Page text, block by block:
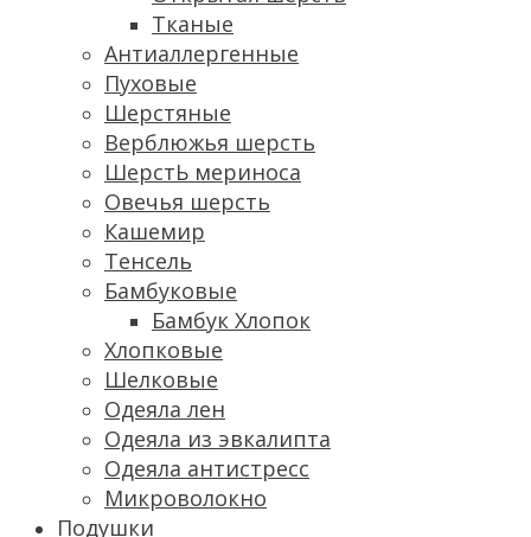
Тканые
Антиаллергенные
Пуховые
Шерстяные
Верблюжья шерсть
ШерстЬ мериноса
Овечья шерсть
Кашемир
Тенсель
Бамбуковые
Бамбук Хлопок
Хлопковые
Шелковые
Одеяла лен
Одеяла из эвкалипта
Одеяла антистресс
Микроволокно
Подушки